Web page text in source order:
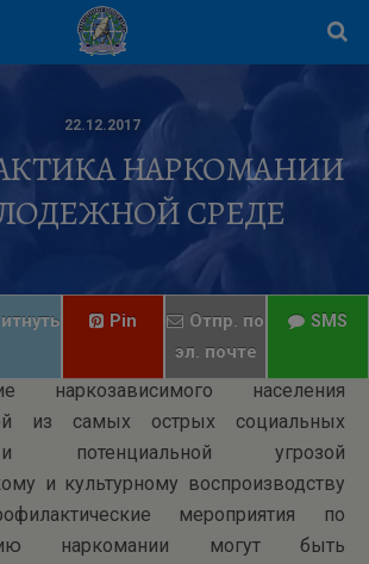
22.12.2017
НАРКОМАНИИ
СРЕДЕ
Pin
Отпр. по
эл. почте
SMS
наркозависимого населения
из самых острых социальных
потенциальной угрозой
и культурному воспроизводству
мероприятия по
наркомании могут быть